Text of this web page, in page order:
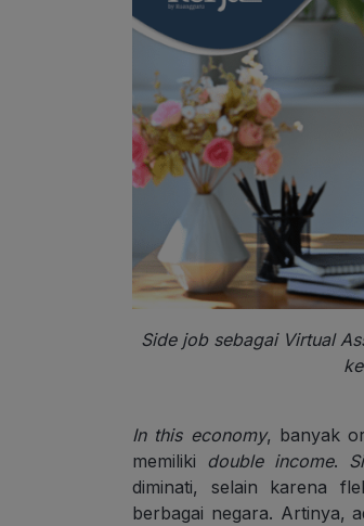
Side job sebagai Virtual
In this economy, banyak
memiliki double income.
diminati, selain karena
berbagai negara. Artinya,